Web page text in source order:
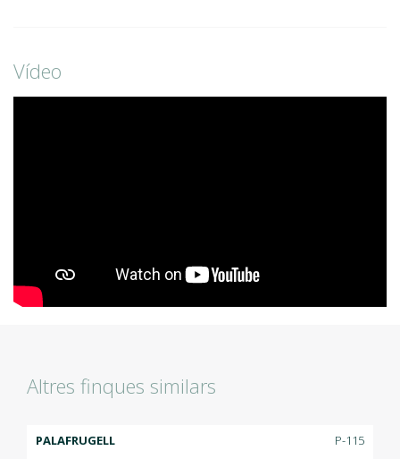
Vídeo
Altres finques similars
PALAFRUGELL P-115